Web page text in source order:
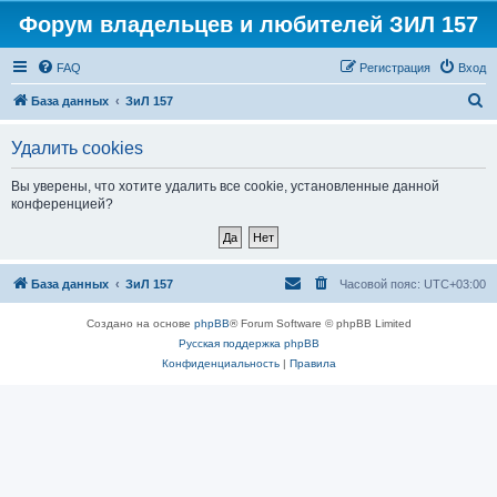
Форум владельцев и любителей ЗИЛ 157
FAQ Вход
Регистрация
База данных ЗиЛ 157
Удалить cookies
Вы уверены, что хотите удалить все cookie, установленные данной
конференцией?
База данных ЗиЛ 157 Часовой пояс: UTC+03:00
Создано на основе phpBB® Forum Software © phpBB Limited
Русская поддержка phpBB
Конфиденциальность| Правила